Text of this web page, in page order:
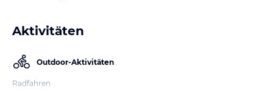
Aktivitäten
Outdoor-Aktivitäten
Radfahren